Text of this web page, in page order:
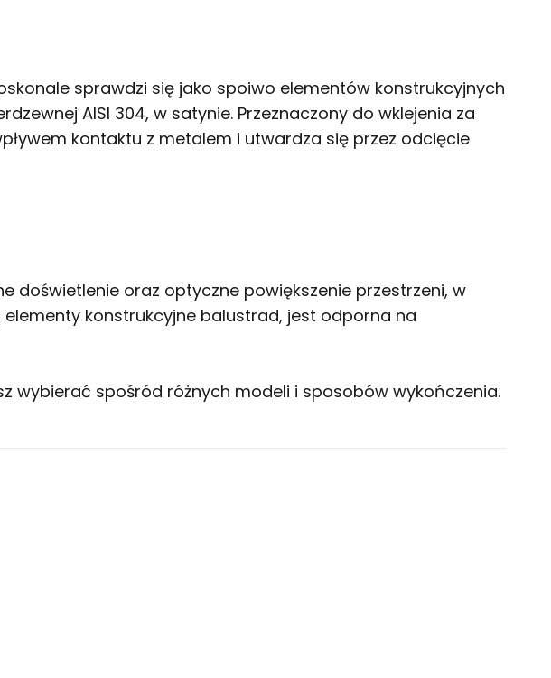
sprawdzi się jako spoiwo elementów konstrukcyjnych
AISI 304, w satynie. Przeznaczony do wklejenia za
kontaktu z metalem i utwardza się przez odcięcie
doświetlenie oraz optyczne powiększenie przestrzeni, w
konstrukcyjne balustrad, jest odporna na
wybierać spośród różnych modeli i sposobów wykończenia.